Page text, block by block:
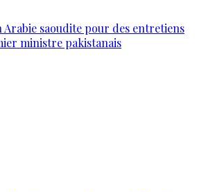
saoudite pour des entretiens
ministre pakistanais